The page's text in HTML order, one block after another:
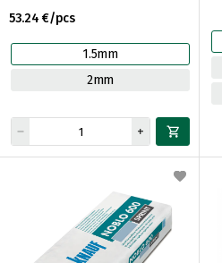
53.24 €/pcs
1.5mm
2mm